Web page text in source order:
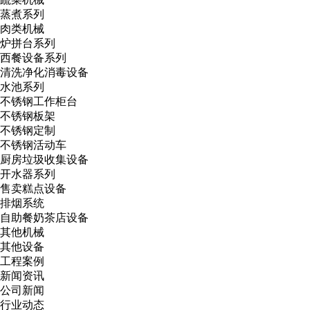
蒸煮系列
肉类机械
炉拼台系列
西餐设备系列
清洗净化消毒设备
水池系列
不锈钢工作柜台
不锈钢板架
不锈钢定制
不锈钢活动车
厨房垃圾收集设备
开水器系列
售卖糕点设备
排烟系统
自助餐奶茶店设备
其他机械
其他设备
工程案例
新闻资讯
公司新闻
行业动态